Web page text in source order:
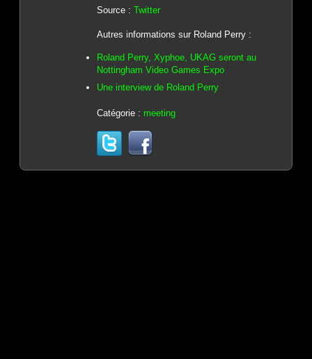
Source : Twitter
Autres informations sur Roland Perry :
Roland Perry, Xyphoe, UKAG seront au
Nottingham Video Games Expo
Une interview de Roland Perry
Catégorie : meeting